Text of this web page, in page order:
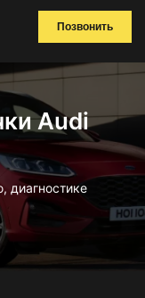
Позвонить
Audi
диагностике